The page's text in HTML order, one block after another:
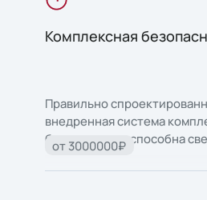
Комплексная
Правильно
внедренная система
безопасности способна
минимуму риски для
людей и сохранить
от 3000000₽